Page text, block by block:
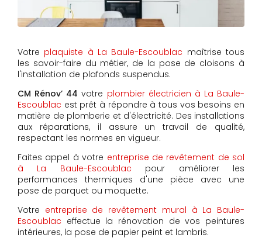
Votre plaquiste à La Baule-Escoublac maîtrise tous
les savoir-faire du métier, de la pose de cloisons à
l'installation de plafonds suspendus.
CM Rénov’ 44 votre plombier électricien à La Baule-
Escoublac est prêt à répondre à tous vos besoins en
matière de plomberie et d'électricité. Des installations
aux réparations, il assure un travail de qualité,
respectant les normes en vigueur.
Faites appel à votre entreprise de revêtement de sol
à La Baule-Escoublac pour améliorer les
performances thermiques d'une pièce avec une
pose de parquet ou moquette.
Votre entreprise de revêtement mural à La Baule-
Escoublac effectue la rénovation de vos peintures
intérieures, la pose de papier peint et lambris.